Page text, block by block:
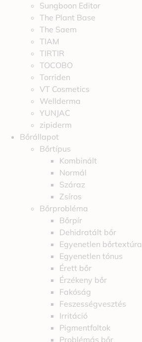
Sungboon Editor
The Plant Base
The Saem
TIAM
TIRTIR
TOCOBO
Torriden
VT Cosmetics
Wellderma
YUNJAC
zipiderm
Bőrállapot
Bőrtípus
Kombinált
Normál
Száraz
Zsíros
Bőrprobléma
Bőrpír
Dehidratált bőr
Egyenetlen bőrtextúra
Egyenetlen tónus
Érett bőr
Érzékeny bőr
Fakóság
Feszességvesztés
Irritáció
Pigmentfoltok
Problémás bőr